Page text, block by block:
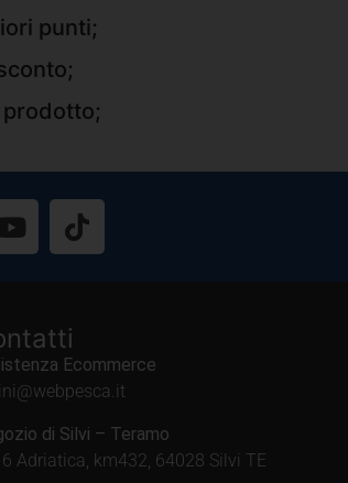
punti;
prodotto;
Ecommerce
di Silvi – Teramo
Adriatica, km432, 64028 Silvi TE